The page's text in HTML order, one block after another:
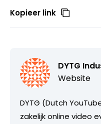
Kopieer link
DYTG
Website
DYTG (Dutch
zakelijk online video